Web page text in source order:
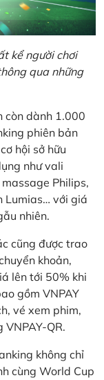
kể người chơi
qua những
còn dành 1.000
phiên bản
hội sở hữu
như vali
Philips,
Lumias… với giá
nhiên.
cũng được trao
khoản,
lên tới 50% khi
gồm VNPAY
vé xem phim,
QR.
không chỉ
cùng World Cup